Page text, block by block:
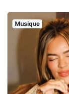
Musique